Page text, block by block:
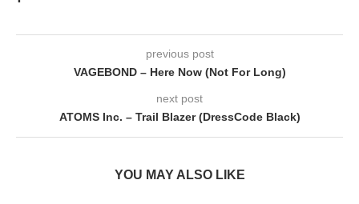
previous post
VAGEBOND – Here Now (Not For Long)
next post
ATOMS Inc. – Trail Blazer (DressCode Black)
YOU MAY ALSO LIKE